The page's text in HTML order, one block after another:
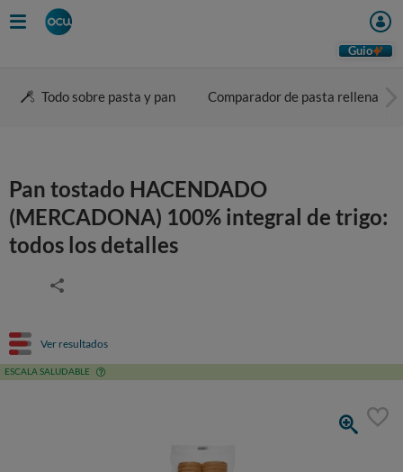
Guio
Todo sobre pasta y pan Comparador de pasta rellena
Pan tostado HACENDADO
(MERCADONA) 100% integral de trigo:
todos los detalles
Ver resultados
ESCALA SALUDABLE